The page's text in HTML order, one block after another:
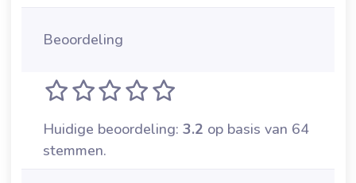
Beoordeling
Huidige beoordeling: 3.2 op basis van 64
stemmen.